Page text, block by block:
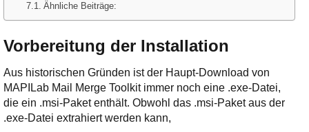
Ähnliche Beiträge:
Vorbereitung der Installation
Aus historischen Gründen ist der Haupt-Download von
MAPILab Mail Merge Toolkit immer noch eine .exe-Datei,
die ein .msi-Paket enthält. Obwohl das .msi-Paket aus der
.exe-Datei extrahiert werden kann,